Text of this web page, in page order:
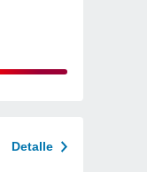
Detalle